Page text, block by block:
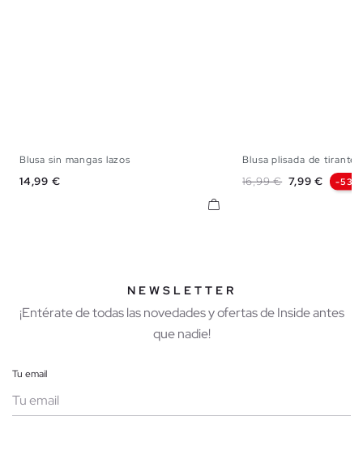
Blusa sin mangas lazos
Precio
14,99 €
Blusa plisada de
Precio base
16,99 € Precio
7,99 € -53%
NEWSLETTER
¡Entérate de todas las novedades y ofertas de Inside antes
que nadie!
Tu email